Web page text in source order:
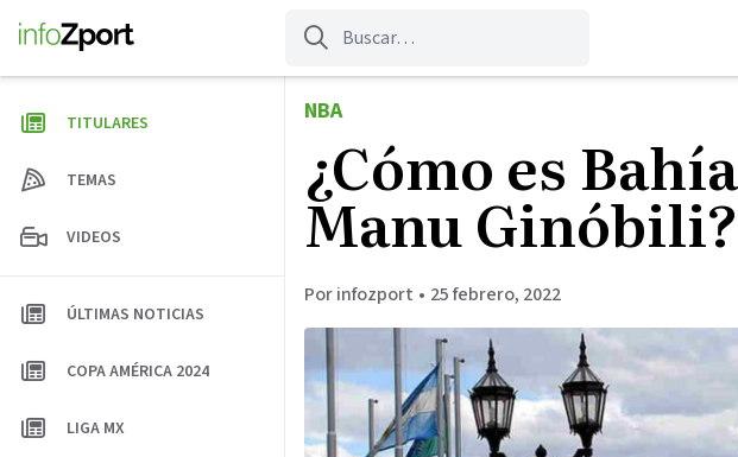
contenido
NBA
¿Cómo es
Manu Ginóbili?
Por infozport • 25 febrero, 2022
TITULARES
TEMAS
VIDEOS
ÚLTIMAS NOTICIAS
COPA AMÉRICA 2024
LIGA MX